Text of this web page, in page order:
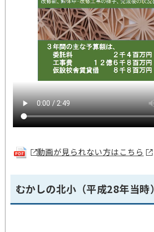
動画が見られない方はこちら
むかしの北小（平成28年当時）